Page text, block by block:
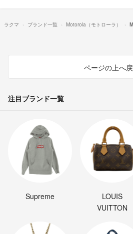
ラクマ ブランド一覧 Motorola（モトローラ）
ページの上へ
注目ブランド一覧
Supreme
LOUIS
VUITTON